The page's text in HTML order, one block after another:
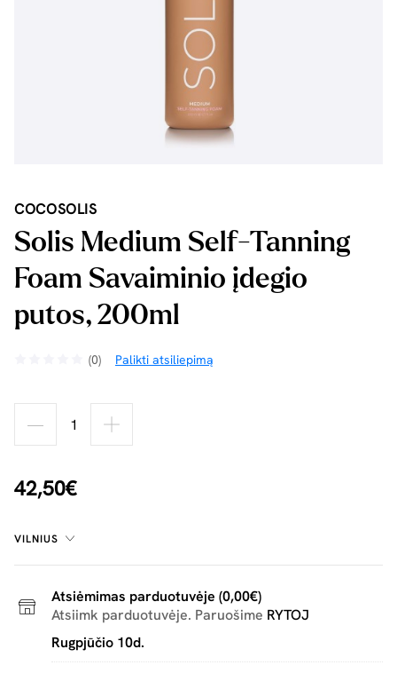
COCOSOLIS
Solis Medium Self-Tanning
Foam Savaiminio įdegio
putos, 200ml
(0) Palikti atsiliepimą
42,50€
VILNIUS
Atsiėmimas parduotuvėje (0,00€)
Atsiimk parduotuvėje. Paruošime RYTOJ
Rugpjūčio 10d.